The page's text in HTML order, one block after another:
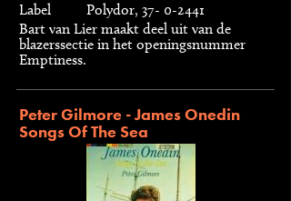
Label
Polydor, 37- 0-2441
Bart van Lier maakt deel uit van de
blazerssectie in het openingsnummer
Emptiness.
Peter Gilmore - James Onedin
Songs Of The Sea